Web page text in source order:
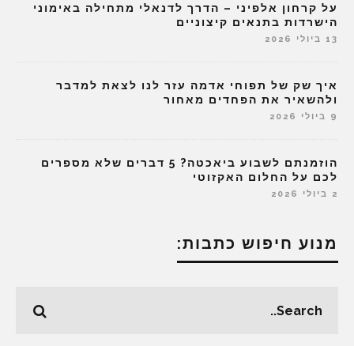
על קרחון אלפיני – הדרך לדנאלי מתחילה באימוני
הישרדות בתנאים קיצוניים
13 ביולי 2026
איך שק של תפוחי אדמה עזר לנו לצאת למדבר
ולהשאיר את הפחדים מאחור
9 ביולי 2026
הוזמנתם לשבוע ביאכטה? 5 דברים שלא מספרים
לכם על החלום האקזוטי
2 ביולי 2026
מנוע חיפוש כתבות: